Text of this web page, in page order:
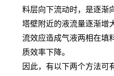
料层向下流动时，是逐渐
塔壁附近的液流量逐渐增
流效应造成气液两相在填
质效率下降。
因此，有以下两个方法可